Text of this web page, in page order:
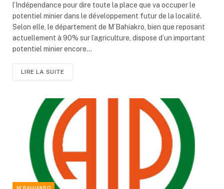
l’Indépendance pour dire toute la place que va occuper le
potentiel minier dans le développement futur de la localité.
Selon elle, le département de M’Bahiakro, bien que reposant
actuellement à 90% sur l’agriculture, dispose d’un important
potentiel minier encore…
LIRE LA SUITE
M'BAHIAKRO